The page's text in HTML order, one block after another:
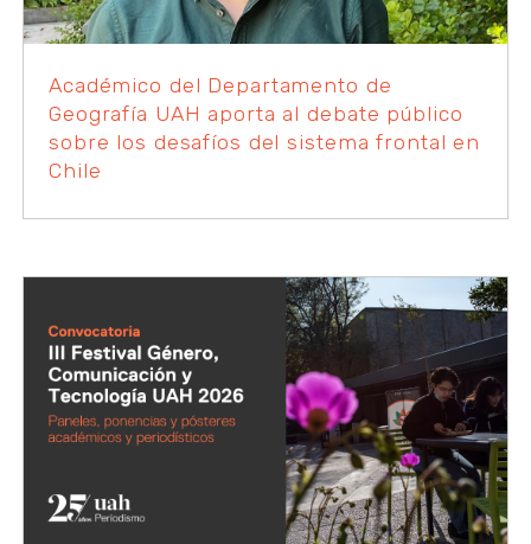
Académico del Departamento de
Geografía UAH aporta al debate público
sobre los desafíos del sistema frontal en
Chile